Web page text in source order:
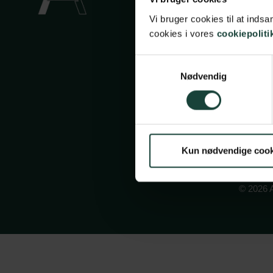
Vi bruger cookies til at
cookies i vores
Nødvendig
Kun nødvendige
© 2026